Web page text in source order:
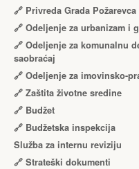
🔗 Privreda Grada Požarevca
🔗 Odeljenje za urbanizam i
🔗 Odeljenje za komunalnu
saobraćaj
🔗 Odeljenje za imovinsko-
🔗 Zaštita životne sredine
🔗 Budžet
🔗 Budžetska inspekcija
Služba za internu reviziju
🔗 Strateški dokumenti